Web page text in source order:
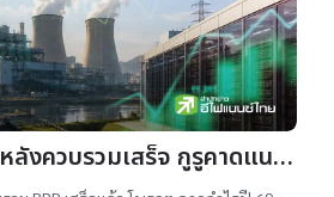
งควบรวมเสร็จ กูรูคาดแนว